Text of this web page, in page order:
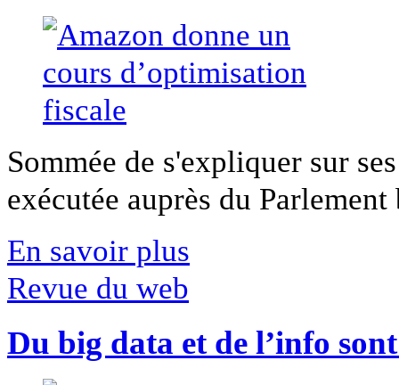
Sommée de s'expliquer sur
exécutée auprès du
En savoir plus
Revue du web
Du big data et de l’info